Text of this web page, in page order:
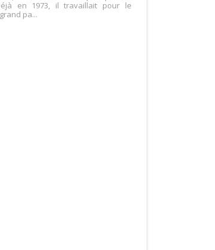
en 1973, il travaillait pour le
pa...